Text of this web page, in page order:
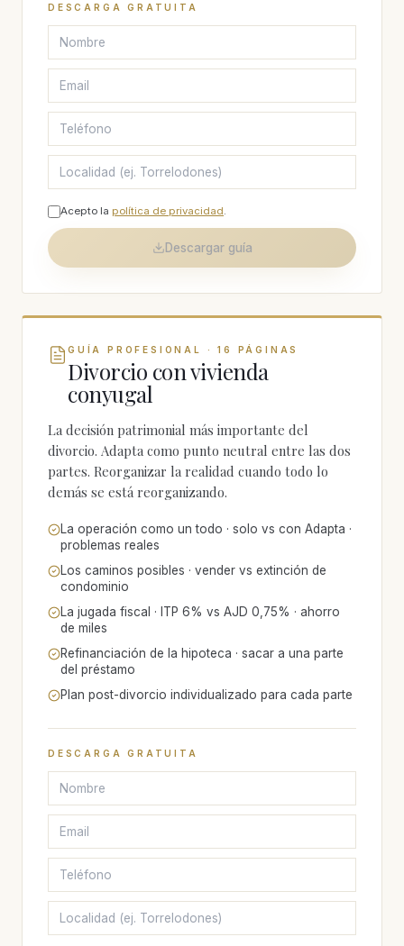
DESCARGA GRATUITA
Acepto la política de privacidad.
Descargar guía
GUÍA PROFESIONAL · 16 PÁGINAS
Divorcio con vivienda
conyugal
La decisión patrimonial más importante del
divorcio. Adapta como punto neutral entre las dos
partes. Reorganizar la realidad cuando todo lo
demás se está reorganizando.
La operación como un todo · solo vs con Adapta ·
problemas reales
Los caminos posibles · vender vs extinción de
condominio
La jugada fiscal · ITP 6% vs AJD 0,75% · ahorro
de miles
Refinanciación de la hipoteca · sacar a una parte
del préstamo
Plan post-divorcio individualizado para cada parte
DESCARGA GRATUITA